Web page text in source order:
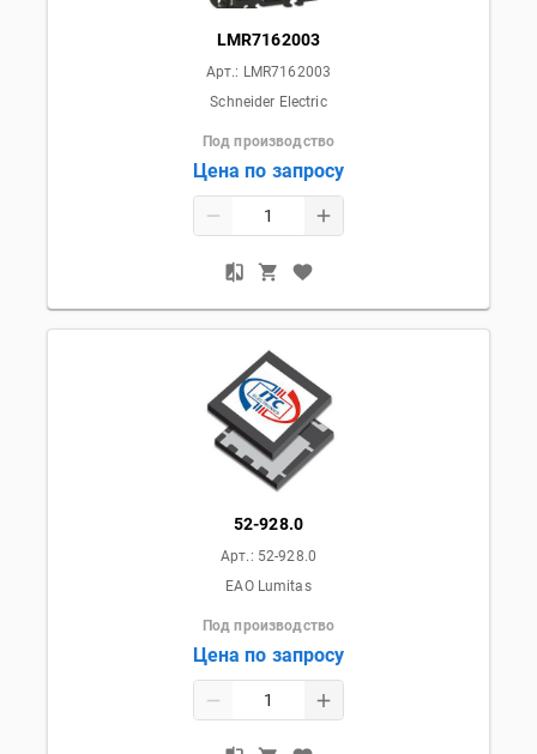
LMR7162003
Арт.: LMR7162003
Schneider Electric
Под производство
Цена по запросу
52-928.0
Арт.: 52-928.0
EAO Lumitas
Под производство
Цена по запросу